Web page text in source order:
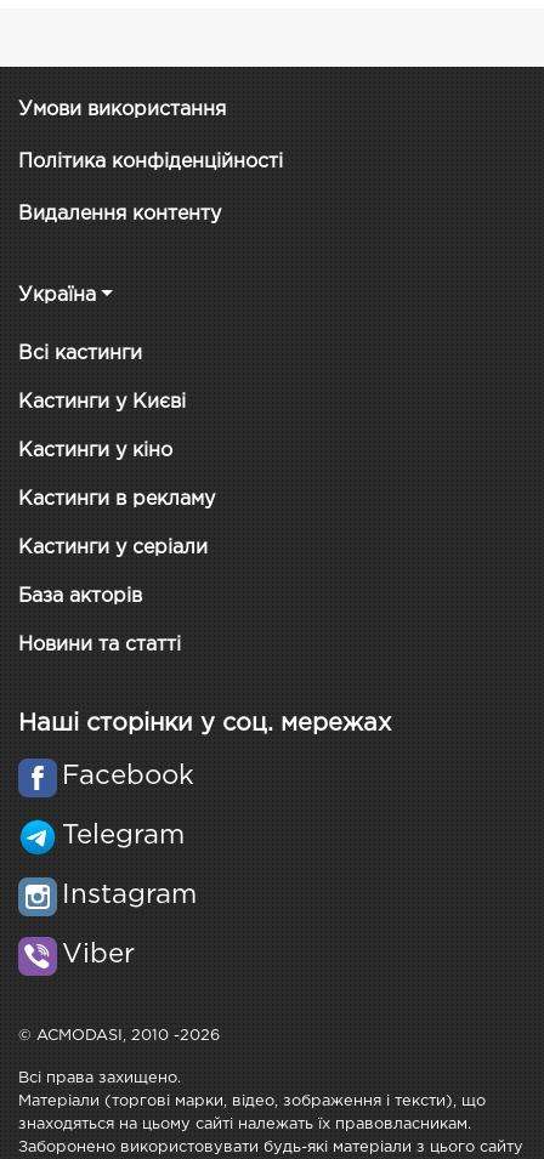
Умови використання
Політика конфіденційності
Видалення контенту
Україна
Всі кастинги
Кастинги у Києві
Кастинги у кіно
Кастинги в рекламу
Кастинги у серіали
База акторів
Новини та статті
Наші сторінки у соц. мережах
Facebook
Telegram
Instagram
Viber
© ACMODASI, 2010 -2026
Всі права захищено.
Матеріали (торгові марки, відео, зображення і тексти), що
знаходяться на цьому сайті належать їх правовласникам.
Заборонено використовувати будь-які матеріали з цього сайту